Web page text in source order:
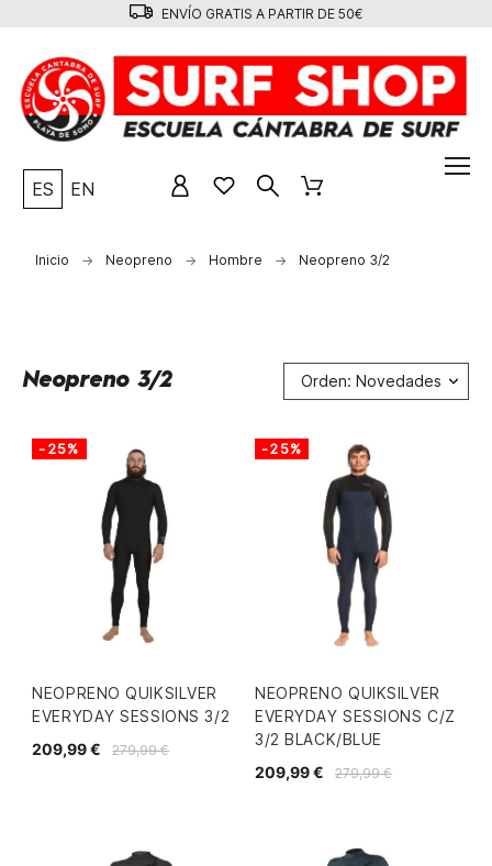
ENVÍO GRATIS A PARTIR DE 50€
ES EN
Inicio Neopreno Hombre Neopreno 3/2
Neopreno 3/2 Orden: Novedades
NEOPRENO QUIKSILVER
EVERYDAY SESSIONS 3/2
279,99 €
209,99 €
-25%
NEOPRENO QUIKSILVER
EVERYDAY SESSIONS C/Z
3/2 BLACK/BLUE
279,99 €
209,99 €
-25%